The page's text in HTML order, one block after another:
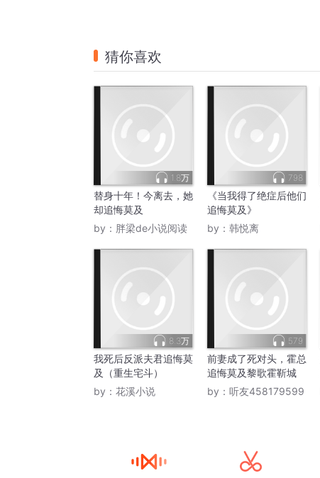
猜你喜欢
1.8万
替身十年！今离去，她
却追悔莫及
by： 胖梁de小说阅读
798
《当我得了绝症后他们
追悔莫及》
by： 韩悦离
8.3万
我死后反派夫君追悔莫
及（重生宅斗）
by： 花溪小说
579
前妻成了死对头，霍总
追悔莫及黎歌霍靳城
by： 听友458179599